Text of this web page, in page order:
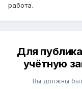
работа.
Для
учётную
Вы должны